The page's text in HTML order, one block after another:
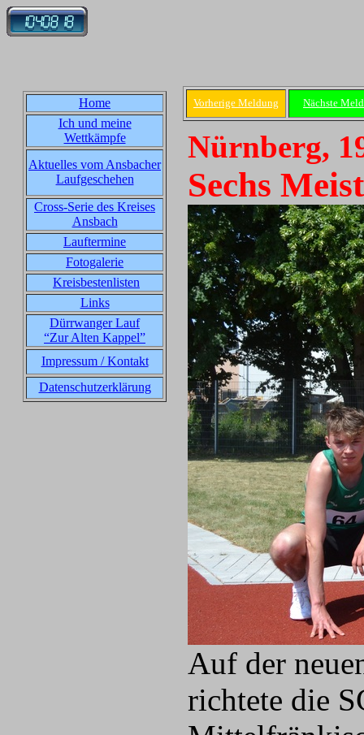
Home
Ich und meine
Wettkämpfe
Aktuelles vom Ansbacher
Laufgeschehen
Cross-Serie des Kreises
Ansbach
Lauftermine
Fotogalerie
Kreisbestenlisten
Links
Dürrwanger Lauf
“Zur Alten Kappel”
Impressum / Kontakt
Datenschutzerklärung
Vorherige Meldung Nächste
Nürnberg,
Sechs
Auf der
richtete die